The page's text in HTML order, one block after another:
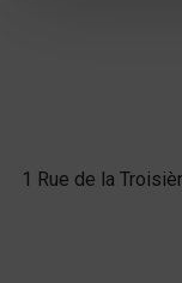
1 Rue de la